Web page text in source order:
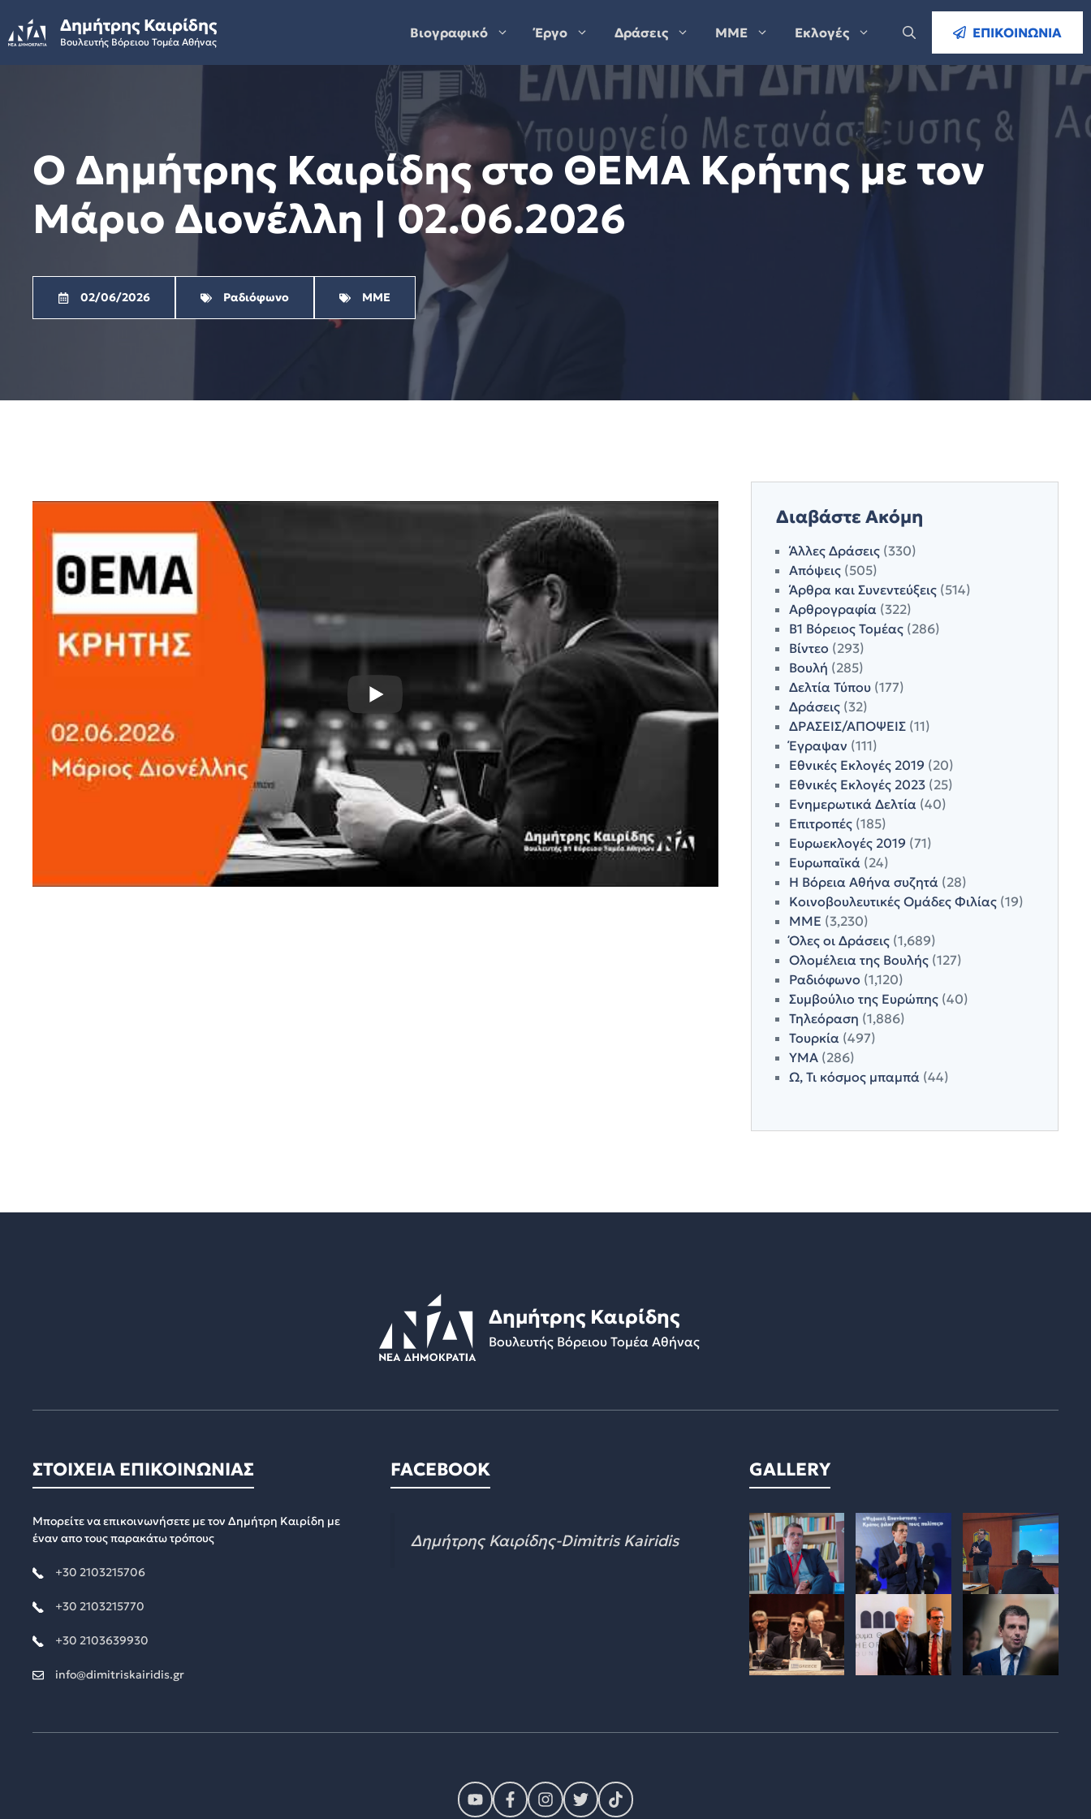
to
content
Δημήτρης Καιρίδης
Βουλευτής Βόρειου Τομέα Αθήνας
Βιογραφικό Έργο Δράσεις ΜΜΕ Εκλογές ΕΠΙΚΟΙΝΩΝΙΑ
Ο Δημήτρης Καιρίδης στο ΘΕΜΑ Κρήτης με τον
Μάριο Διονέλλη | 02.06.2026
02/06/2026 Ραδιόφωνο ΜΜΕ
Διαβάστε Ακόμη
Άλλες Δράσεις(330)
Απόψεις(505)
Άρθρα και Συνεντεύξεις(514)
Αρθρογραφία(322)
Β1 Βόρειος Τομέας(286)
Βίντεο (293)
Βουλή (285)
Δελτία Τύπου(177)
Δράσεις(32)
ΔΡΑΣΕΙΣ/ΑΠΟΨΕΙΣ(11)
Έγραψαν (111)
Εθνικές Εκλογές 2019 (20)
Εθνικές Εκλογές 2023(25)
Ενημερωτικά Δελτία(40)
Επιτροπές(185)
Ευρωεκλογές 2019 (71)
Ευρωπαϊκά(24)
Η Βόρεια Αθήνα συζητά(28)
Κοινοβουλευτικές Ομάδες Φιλίας(19)
ΜΜΕ (3,230)
Όλες οι Δράσεις(1,689)
Ολομέλεια της Βουλής(127)
Ραδιόφωνο (1,120)
Συμβούλιο της Ευρώπης(40)
Τηλεόραση (1,886)
Τουρκία(497)
ΥΜΑ(286)
Ω, Τι κόσμος μπαμπά(44)
Δημήτρης Καιρίδης
Βουλευτής Βόρειου Τομέα Αθήνας
ΣΤΟΙΧΕΙΑ ΕΠΙΚΟΙΝΩΝΙΑΣ
Μπορείτε να επικοινωνήσετε με τον Δημήτρη Καιρίδη με
έναν απο τους παρακάτω τρόπους
+30 2103215706
+30 2103215770
+30 2103639930
info@dimitriskairidis.gr
FACEBOOK
Δημήτρης Καιρίδης-Dimitris Kairidis
GALLERY